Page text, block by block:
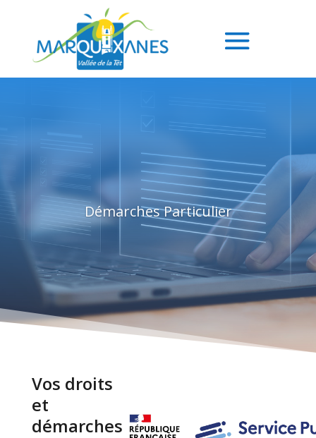
Démarches Particulier
Vos droits
et
démarches